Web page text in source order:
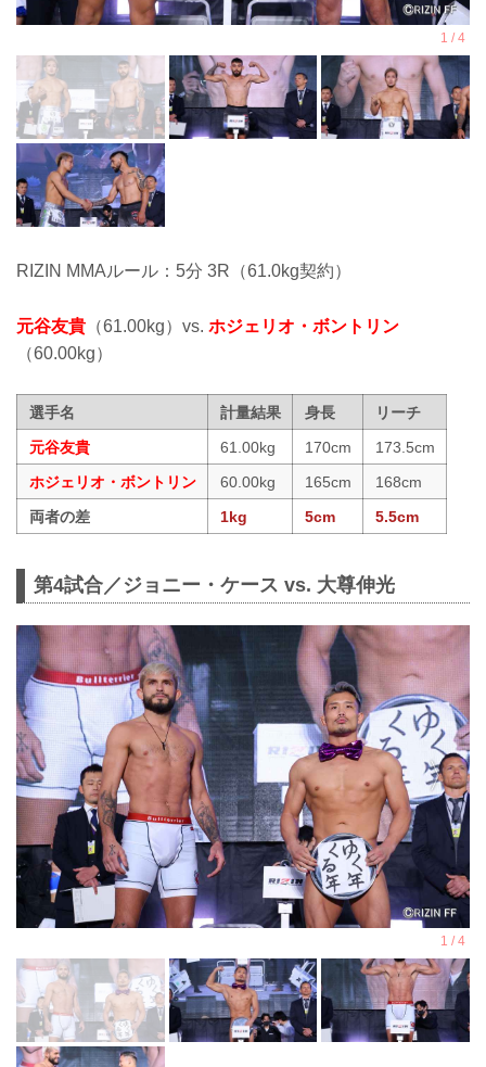
RIZIN MMAルール：5分 3R（61.0kg契約）
元谷友貴 （61.00kg）vs. ホジェリオ・ボントリン
（60.00kg）
選手名 計量結果 身長
リーチ
元谷友貴
61.00kg 170cm
173.5cm
ホジェリオ・ボントリン
60.00kg 165cm
168cm
両者の差
1kg 5cm 5.5cm
第4試合／ジョニー・ケース vs. 大尊伸光